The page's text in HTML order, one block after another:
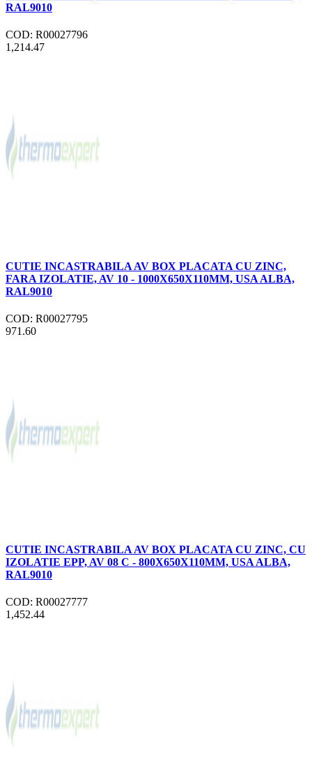
RAL9010
COD: R00027796
1,214.47
CUTIE INCASTRABILA AV BOX PLACATA CU ZINC,
FARA IZOLATIE, AV 10 - 1000X650X110MM, USA ALBA,
RAL9010
COD: R00027795
971.60
CUTIE INCASTRABILA AV BOX PLACATA CU ZINC, CU
IZOLATIE EPP, AV 08 C - 800X650X110MM, USA ALBA,
RAL9010
COD: R00027777
1,452.44